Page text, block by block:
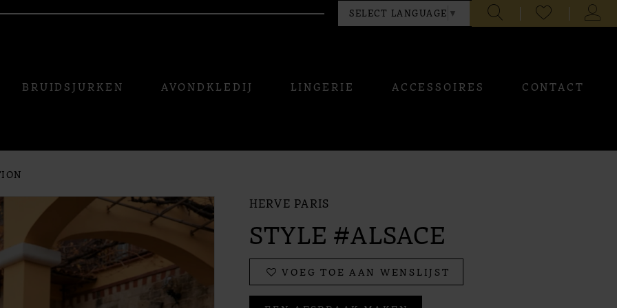
SELECT LANGUAGE ▼
CHECK
WISHLIST
BRUIDSJURKEN AVONDKLEDIJ LINGERIE ACCESSOIRES CONTACT
HERVE PARIS
STYLE #ALSACE
VOEG TOE AAN WENSLIJST